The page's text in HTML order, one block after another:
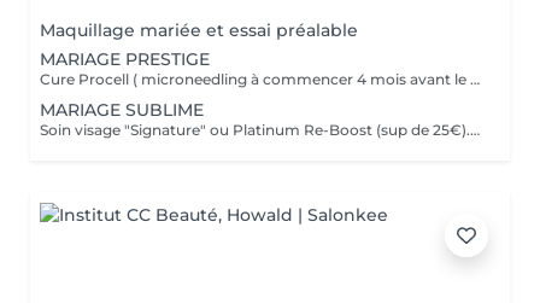
Maquillage mariée et essai préalable
MARIAGE PRESTIGE
Cure Procell ( microneedling à commencer 4 mois avant le jour J) ou cure Soin Signature. Gommage du corps et massage 1h : 1 semaine avant le jour J. Beauté des mains et beauté des pieds ( vernis semi permanent en supplément): 2 jours avant le jour J. Maquillage Mariée, le jour J + essai à votre convenance. Épilations au choix ( jambes entières, maillot intégral, aisselles , visage ou - ), 2 jours avant le jour J. Dates modulables évidemment. 1099€ à la place de 1435€.
MARIAGE SUBLIME
Soin visage "Signature" ou Platinum Re-Boost (sup de 25€). 1 semaine avant le jour J. Gommage du corps. 2 à 3 jours avant le jour J. Massage détente dos et épaules. 1 jour avant le jour J Beauté des pieds+ vernis simple ( semi permanent +6€). 2 jours avant le jour J Beauté des mains+ vernis classique ( semi permanent +15€). 2 à 3 jours avant le jour J Maquillage Mariée + essai. le jour J et l'essai au choix Épilations au choix ( jambes entières, maillot intégral, aisselles , visage ou - ), ( cire classique ). 3 jours avant le jour J Forfait à planifier avec votre esthéticienne, dates modulables évidemment 599€ à la place de 728€